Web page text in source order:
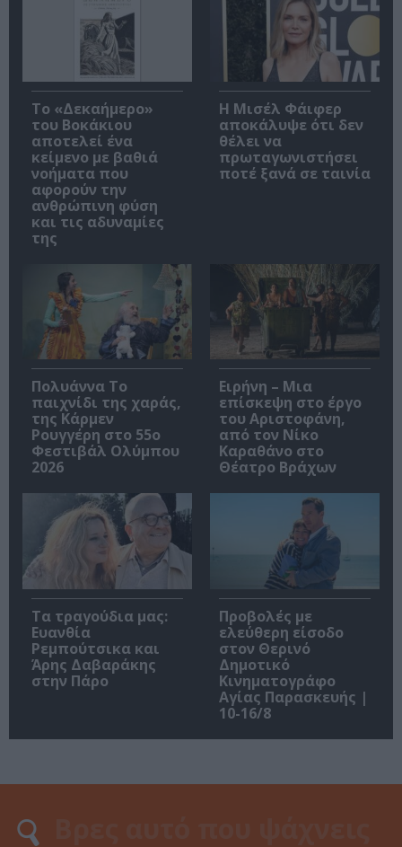
Το «Δεκαήμερο»
του Βοκάκιου
αποτελεί ένα
κείμενο με βαθιά
νοήματα που
αφορούν την
ανθρώπινη φύση
και τις αδυναμίες
της
Η Μισέλ Φάιφερ
αποκάλυψε ότι δεν
θέλει να
πρωταγωνιστήσει
ποτέ ξανά σε ταινία
Πολυάννα Το
παιχνίδι της χαράς,
της Κάρμεν
Ρουγγέρη στο 55ο
Φεστιβάλ Ολύμπου
2026
Ειρήνη – Μια
επίσκεψη στο έργο
του Αριστοφάνη,
από τον Νίκο
Καραθάνο στο
Θέατρο Βράχων
Τα τραγούδια μας:
Ευανθία
Ρεμπούτσικα και
Άρης Δαβαράκης
στην Πάρο
Προβολές με
ελεύθερη είσοδο
στον Θερινό
Δημοτικό
Κινηματογράφο
Αγίας Παρασκευής |
10-16/8